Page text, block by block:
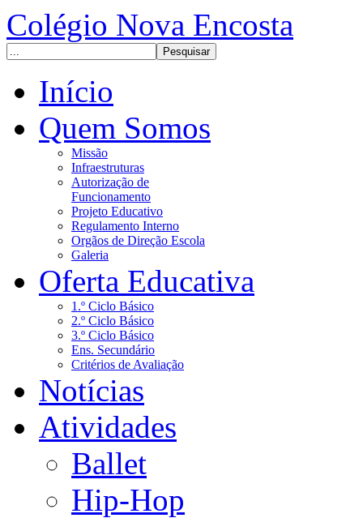
Colégio Nova Encosta
Início
Quem Somos
Missão
Infraestruturas
Autorização de
Funcionamento
Projeto Educativo
Regulamento Interno
Orgãos de Direção Escola
Galeria
Oferta Educativa
1.º Ciclo Básico
2.º Ciclo Básico
3.º Ciclo Básico
Ens. Secundário
Critérios de Avaliação
Notícias
Atividades
Ballet
Hip-Hop